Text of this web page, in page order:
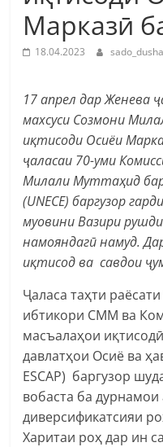
Марказӣ
18.04.2023
17 апрел дар Женева
махсуси Созмони
иқтисоди Осиёи
ҷаласаи 70-уми
Милали Муттаҳид
(UNECE) баргузор
муовини Вазири
намояндагӣ намуд.
иқтисод ва савдои
Ҷаласа таҳти
ибтикори СММ ва
масъалаҳои
давлатҳои Осиё ва
ESCAP) баргузор
вобаста ба дурнамои
диверсификатсияи
Харитаи роҳ дар ин